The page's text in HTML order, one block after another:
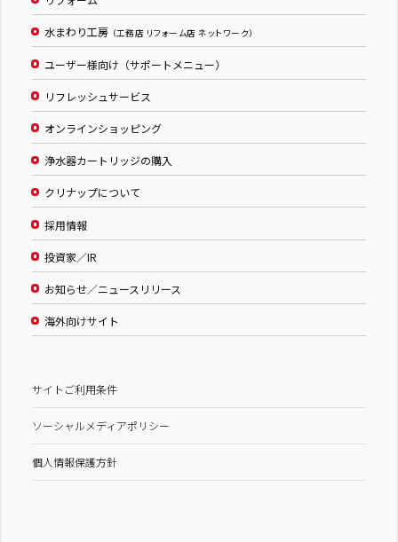
水まわり工房 （工務店 リフォーム店 ネットワーク）
ユーザー様向け（サポートメニュー）
リフレッシュサービス
オンラインショッピング
浄水器カートリッジの購入
クリナップについて
採用情報
投資家／IR
お知らせ／ニュースリリース
海外向けサイト
サイトご利用条件
ソーシャルメディアポリシー
個人情報保護方針